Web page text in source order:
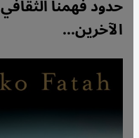
حدود فهمنا
الآخرين...